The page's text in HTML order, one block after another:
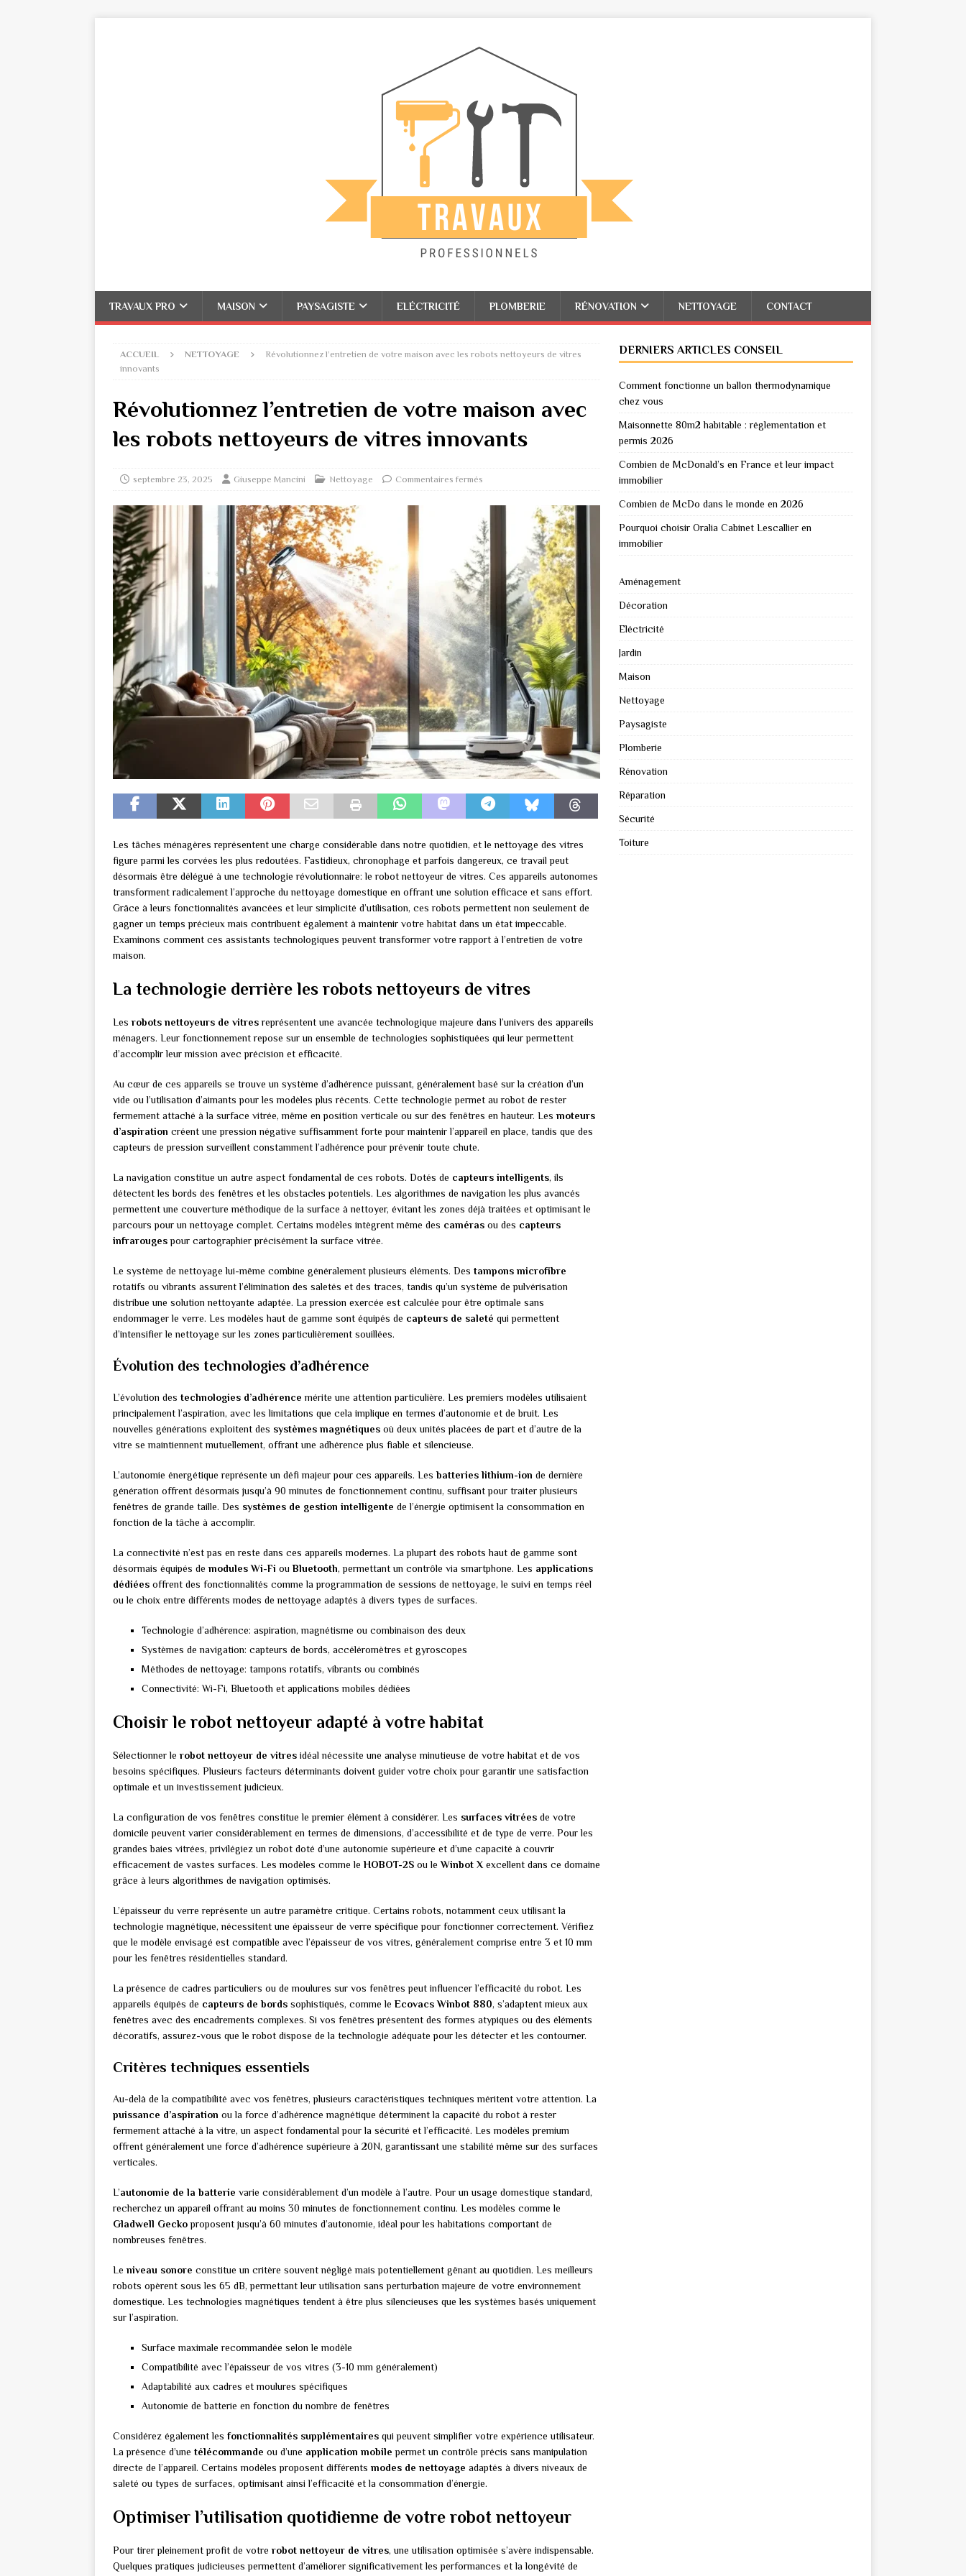
TRAVAUX PRO MAISON PAYSAGISTE ELÉCTRICITÉ PLOMBERIE RÉNOVATION NETTOYAGE CONTACT
ACCUEIL NETTOYAGE
Révolutionnez l’entretien de votre maison avec les robots nettoyeurs de vitres
innovants
Révolutionnez l’entretien de votre maison avec
les robots nettoyeurs de vitres innovants
septembre 23, 2025 Giuseppe Mancini Nettoyage Commentaires fermés
Les tâches ménagères représentent une charge considérable dans notre quotidien, et le nettoyage des vitres
figure parmi les corvées les plus redoutées. Fastidieux, chronophage et parfois dangereux, ce travail peut
désormais être délégué à une technologie révolutionnaire: le robot nettoyeur de vitres. Ces appareils autonomes
transforment radicalement l’approche du nettoyage domestique en offrant une solution efficace et sans effort.
Grâce à leurs fonctionnalités avancées et leur simplicité d’utilisation, ces robots permettent non seulement de
gagner un temps précieux mais contribuent également à maintenir votre habitat dans un état impeccable.
Examinons comment ces assistants technologiques peuvent transformer votre rapport à l’entretien de votre
maison.
La technologie derrière les robots nettoyeurs de vitres
Les robots nettoyeurs de vitresreprésentent une avancée technologique majeure dans l’univers des appareils
ménagers. Leur fonctionnement repose sur un ensemble de technologies sophistiquées qui leur permettent
d’accomplir leur mission avec précision et efficacité.
Au cœur de ces appareils se trouve un système d’adhérence puissant, généralement basé sur la création d’un
vide ou l’utilisation d’aimants pour les modèles plus récents. Cette technologie permet au robot de rester
fermement attaché à la surface vitrée, même en position verticale ou sur des fenêtres en hauteur. Les moteurs
d’aspiration créent une pression négative suffisamment forte pour maintenir l’appareil en place, tandis que des
capteurs de pression surveillent constamment l’adhérence pour prévenir toute chute.
La navigation constitue un autre aspect fondamental de ces robots. Dotés de capteurs intelligents, ils
détectent les bords des fenêtres et les obstacles potentiels. Les algorithmes de navigation les plus avancés
permettent une couverture méthodique de la surface à nettoyer, évitant les zones déjà traitées et optimisant le
parcours pour un nettoyage complet. Certains modèles intègrent même des caméras ou des capteurs
infrarougespour cartographier précisément la surface vitrée.
Le système de nettoyage lui-même combine généralement plusieurs éléments. Des tampons microfibre
rotatifs ou vibrants assurent l’élimination des saletés et des traces, tandis qu’un système de pulvérisation
distribue une solution nettoyante adaptée. La pression exercée est calculée pour être optimale sans
endommager le verre. Les modèles haut de gamme sont équipés de capteurs de saleté qui permettent
d’intensifier le nettoyage sur les zones particulièrement souillées.
Évolution des technologies d’adhérence
L’évolution des technologies d’adhérence mérite une attention particulière. Les premiers modèles utilisaient
principalement l’aspiration, avec les limitations que cela implique en termes d’autonomie et de bruit. Les
nouvelles générations exploitent des systèmes magnétiques où deux unités placées de part et d’autre de la
vitre se maintiennent mutuellement, offrant une adhérence plus fiable et silencieuse.
L’autonomie énergétique représente un défi majeur pour ces appareils. Lesbatteries lithium-ion de dernière
génération offrent désormais jusqu’à 90 minutes de fonctionnement continu, suffisant pour traiter plusieurs
fenêtres de grande taille. Des systèmes de gestion intelligente de l’énergie optimisent la consommation en
fonction de la tâche à accomplir.
La connectivité n’est pas en reste dans ces appareils modernes. La plupart des robots haut de gamme sont
désormais équipés de modules Wi-Fi ouBluetooth, permettant un contrôle via smartphone. Les applications
dédiées offrent des fonctionnalités comme la programmation de sessions de nettoyage, le suivi en temps réel
ou le choix entre différents modes de nettoyage adaptés à divers types de surfaces.
Technologie d’adhérence: aspiration, magnétisme ou combinaison des deux
Systèmes de navigation: capteurs de bords, accéléromètres et gyroscopes
Méthodes de nettoyage: tampons rotatifs, vibrants ou combinés
Connectivité: Wi-Fi, Bluetooth et applications mobiles dédiées
Choisir le robot nettoyeur adapté à votre habitat
Sélectionner le robot nettoyeur de vitres idéal nécessite une analyse minutieuse de votre habitat et de vos
besoins spécifiques. Plusieurs facteurs déterminants doivent guider votre choix pour garantir une satisfaction
optimale et un investissement judicieux.
La configuration de vos fenêtres constitue le premier élément à considérer. Les surfaces vitrées de votre
domicile peuvent varier considérablement en termes de dimensions, d’accessibilité et de type de verre. Pour les
grandes baies vitrées, privilégiez un robot doté d’une autonomie supérieure et d’une capacité à couvrir
efficacement de vastes surfaces. Les modèles comme leHOBOT-2S ou leWinbot X excellent dans ce domaine
grâce à leurs algorithmes de navigation optimisés.
L’épaisseur du verre représente un autre paramètre critique. Certains robots, notamment ceux utilisant la
technologie magnétique, nécessitent une épaisseur de verre spécifique pour fonctionner correctement. Vérifiez
que le modèle envisagé est compatible avec l’épaisseur de vos vitres, généralement comprise entre 3 et 10 mm
pour les fenêtres résidentielles standard.
La présence de cadres particuliers ou de moulures sur vos fenêtres peut influencer l’efficacité du robot. Les
appareils équipés de capteurs de bords sophistiqués, comme le Ecovacs Winbot 880, s’adaptent mieux aux
fenêtres avec des encadrements complexes. Si vos fenêtres présentent des formes atypiques ou des éléments
décoratifs, assurez-vous que le robot dispose de la technologie adéquate pour les détecter et les contourner.
Critères techniques essentiels
Au-delà de la compatibilité avec vos fenêtres, plusieurs caractéristiques techniques méritent votre attention. La
puissance d’aspiration ou la force d’adhérence magnétique déterminent la capacité du robot à rester
fermement attaché à la vitre, un aspect fondamental pour la sécurité et l’efficacité. Les modèles premium
offrent généralement une force d’adhérence supérieure à 20N, garantissant une stabilité même sur des surfaces
verticales.
L’autonomie de la batterie varie considérablement d’un modèle à l’autre. Pour un usage domestique standard,
recherchez un appareil offrant au moins 30 minutes de fonctionnement continu. Les modèles comme le
Gladwell Geckoproposent jusqu’à 60 minutes d’autonomie, idéal pour les habitations comportant de
nombreuses fenêtres.
Le niveau sonore constitue un critère souvent négligé mais potentiellement gênant au quotidien. Les meilleurs
robots opèrent sous les 65 dB, permettant leur utilisation sans perturbation majeure de votre environnement
domestique. Les technologies magnétiques tendent à être plus silencieuses que les systèmes basés uniquement
sur l’aspiration.
Surface maximale recommandée selon le modèle
Compatibilité avec l’épaisseur de vos vitres (3-10 mm généralement)
Adaptabilité aux cadres et moulures spécifiques
Autonomie de batterie en fonction du nombre de fenêtres
Considérez également les fonctionnalités supplémentaires qui peuvent simplifier votre expérience utilisateur.
La présence d’une télécommande ou d’une application mobile permet un contrôle précis sans manipulation
directe de l’appareil. Certains modèles proposent différents modes de nettoyage adaptés à divers niveaux de
saleté ou types de surfaces, optimisant ainsi l’efficacité et la consommation d’énergie.
Optimiser l’utilisation quotidienne de votre robot nettoyeur
Pour tirer pleinement profit de votre robot nettoyeur de vitres, une utilisation optimisée s’avère indispensable.
Quelques pratiques judicieuses permettent d’améliorer significativement les performances et la longévité de
DERNIERS ARTICLES CONSEIL
Comment fonctionne un ballon thermodynamique
chez vous
Maisonnette 80m2 habitable : réglementation et
permis 2026
Combien de McDonald’s en France et leur impact
immobilier
Combien de McDo dans le monde en 2026
Pourquoi choisir Oralia Cabinet Lescallier en
immobilier
Aménagement
Décoration
Eléctricité
Jardin
Maison
Nettoyage
Paysagiste
Plomberie
Rénovation
Réparation
Sécurité
Toiture